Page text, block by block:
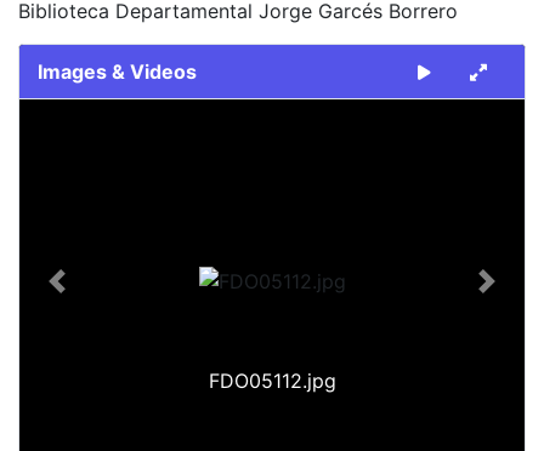
Biblioteca Departamental Jorge Garcés Borrero
Images & Videos
FDO05112.jpg
Previous Next